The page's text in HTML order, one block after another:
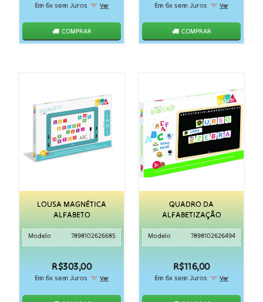
Em 6x sem Juros Ver
COMPRAR
Em 6x sem Juros Ver
COMPRAR
LOUSA MAGNÉTICA
ALFABETO
Modelo 7898102626685
R$303,00
Em 6x sem Juros Ver
QUADRO DA
ALFABETIZAÇÃO
Modelo 7898102626494
R$116,00
Em 6x sem Juros Ver